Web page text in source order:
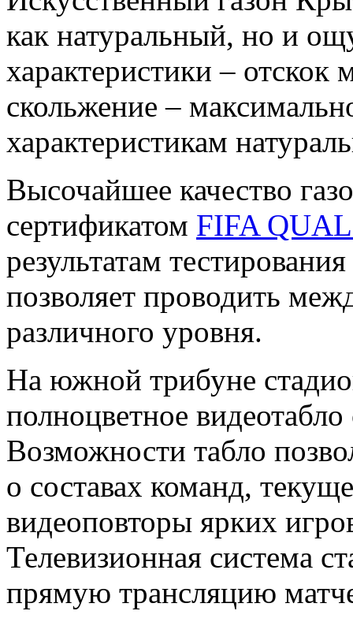
как натуральный, но и
характеристики – отскок
скольжение –
характеристикам
Высочайшее качество
сертификатом FIFA
результатам
позволяет проводить
различного уровня.
На южной трибуне
полноцветное
Возможности табло
о составах команд,
видеоповторы ярких
Телевизионная система
прямую трансляцию